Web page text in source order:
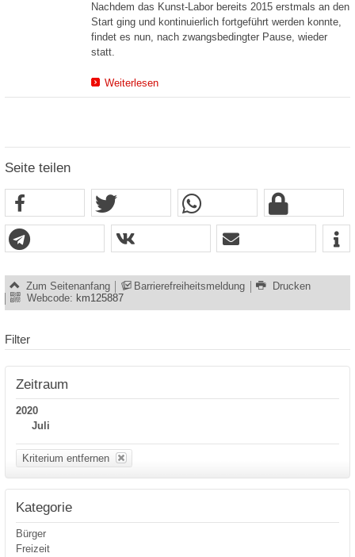
Nachdem das Kunst-Labor bereits 2015 erstmals an den
Start ging und kontinuierlich fortgeführt werden konnte,
findet es nun, nach zwangsbedingter Pause, wieder
statt.
Weiterlesen
Seite teilen
Zum Seitenanfang Barrierefreiheitsmeldung
Drucken
Webcode: km125887
Filter
Zeitraum
2020
Juli
Kriterium entfernen
Kategorie
Bürger
Freizeit